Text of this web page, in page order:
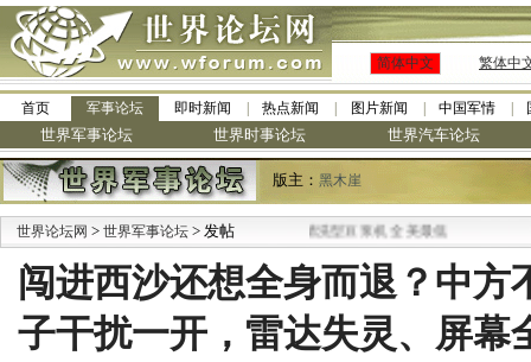
简体中文 繁体中
首页 军事论坛 即时新闻 热点新闻 图片新闻 中国军情
世界军事论坛 世界时事论坛 世界汽车论坛
版主： 黑木崖
世界论坛网 > 世界军事论坛 > 发帖
·九阳全新免清洗型豆浆机 全美最低
闯进西沙还想全身而退？中方
子干扰一开，雷达失灵、屏幕